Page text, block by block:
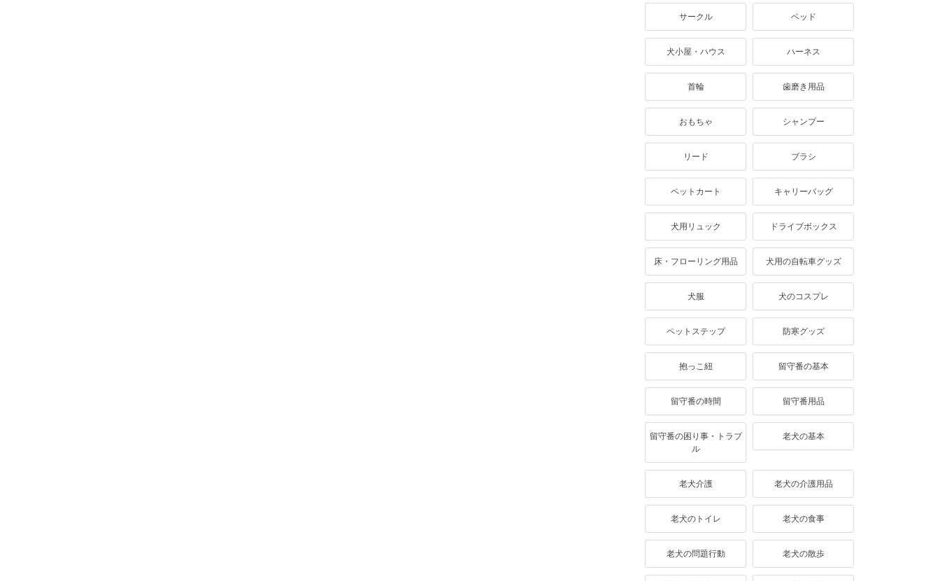
サークル ベッド
犬小屋・ハウス ハーネス
首輪 歯磨き用品
おもちゃ シャンプー
リード ブラシ
ペットカート キャリーバッグ
犬用リュック ドライブボックス
床・フローリング用品 犬用の自転車グッズ
犬服 犬のコスプレ
ペットステップ 防寒グッズ
抱っこ紐 留守番の基本
留守番の時間 留守番用品
留守番の困り事・トラブ
ル
老犬の基本
老犬介護 老犬の介護用品
老犬のトイレ 老犬の食事
老犬の問題行動 老犬の散歩